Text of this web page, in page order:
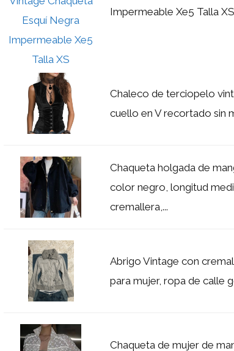
Impermeable Xe5 Talla XS
Chaleco de terciopelo
cuello en V recortado sin
Chaqueta holgada de
color negro, longitud
cremallera,...
Abrigo Vintage con
para mujer, ropa de calle
Chaqueta de mujer de